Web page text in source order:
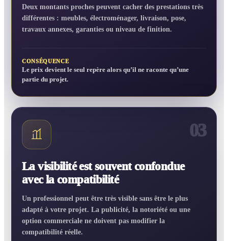
Deux montants proches peuvent cacher des prestations très
différentes : meubles, électroménager, livraison, pose,
travaux annexes, garanties ou niveau de finition.
CONSÉQUENCE
Le prix devient le seul repère alors qu’il ne raconte qu’une
partie du projet.
03
La visibilité est souvent confondue
avec la compatibilité
Un professionnel peut être très visible sans être le plus
adapté à votre projet. La publicité, la notoriété ou une
option commerciale ne doivent pas modifier la
compatibilité réelle.